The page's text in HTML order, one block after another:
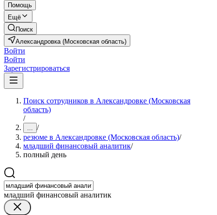
Помощь
Ещё
Поиск
Александровка (Московская область)
Войти
Войти
Зарегистрироваться
Поиск сотрудников в Александровке (Московская
область)
/
... /
резюме в Александровке (Московская область)/
младший финансовый аналитик/
полный день
младший финансовый аналитик